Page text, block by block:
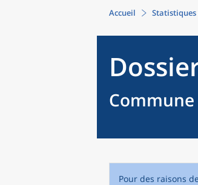
Accueil Statistiques
Commune
Pour des raisons